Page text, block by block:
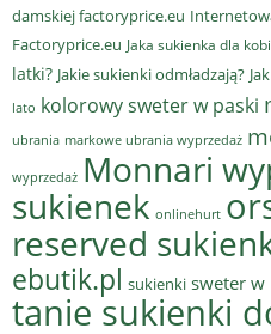
damskiej factoryprice.eu
Factoryprice.eu Jaka sukienka dla
latki? Jakie sukienki odmładzają?
lato kolorowy sweter w paski
ubrania markowe ubrania wyprzedaż
wyprzedaż Monnari
sukienek onlinehurt
reserved
ebutik.pl sukienki sweter w
tanie sukienki